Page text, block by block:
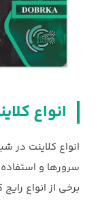
انواع
انواع کلاینت در
سرورها و
برخی از انواع